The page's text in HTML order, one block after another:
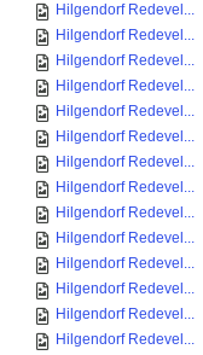
Hilgendorf Redevel...
Hilgendorf Redevel...
Hilgendorf Redevel...
Hilgendorf Redevel...
Hilgendorf Redevel...
Hilgendorf Redevel...
Hilgendorf Redevel...
Hilgendorf Redevel...
Hilgendorf Redevel...
Hilgendorf Redevel...
Hilgendorf Redevel...
Hilgendorf Redevel...
Hilgendorf Redevel...
Hilgendorf Redevel...